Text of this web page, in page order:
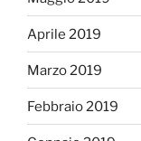
Aprile 2019
Marzo 2019
Febbraio 2019